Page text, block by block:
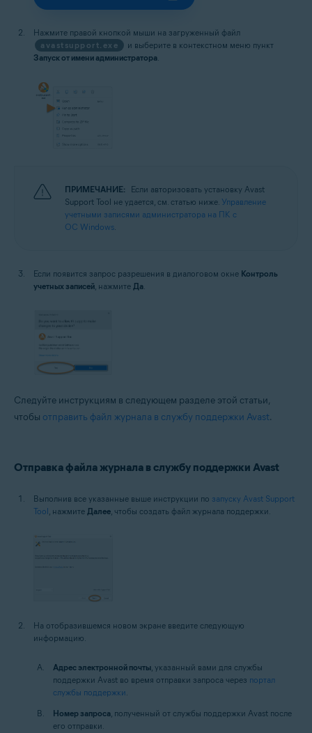
Нажмите правой кнопкой мыши на загруженный файл
avastsupport.exe
и выберите в контекстном меню пункт
Запуск от имени администратора.
ПРИМЕЧАНИЕ:
Если авторизовать установку Avast
Support Tool не удается, см. статью ниже. Управление
учетными записями администратора на ПК с
ОС Windows.
Если появится запрос разрешения в диалоговом окне Контроль
учетных записей, нажмите Да.
Следуйте инструкциям в следующем разделе этой статьи,
чтобы отправить файл журнала в службу поддержки Avast.
Отправка файла журнала в службу поддержки Avast
Выполнив все указанные выше инструкции по запуску Avast Support
Tool, нажмите Далее, чтобы создать файл журнала поддержки.
На отобразившемся новом экране введите следующую
информацию.
Адрес электронной почты, указанный вами для службы
поддержки Avast во время отправки запроса через портал
службы поддержки.
Номер запроса, полученный от службы поддержки Avast после
его отправки.